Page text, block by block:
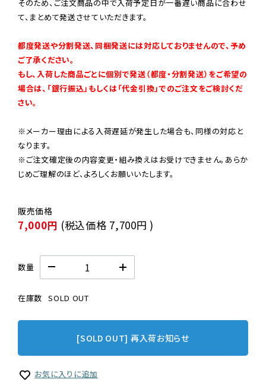
そのため、ご注文商品の中で入荷予定日が一番遅い商品に合わせ
て、まとめて発送させていただきます。
都度発送や分割発送、同梱発送には対応しておりませんので、予め
ご了承ください。
もし、入荷した商品ごとに個別で発送（都度・分割発送）をご希望の
場合は、「銀行振込」もしくは「代金引換」でのご注文をご検討くだ
さい。
※メーカー理由による入荷遅延が発生した場合も、同様の対応と
なります。
※ご注文確定後の内容変更・組み換えはお受けできません。あらか
じめご理解のほど、よろしくお願いいたします。
7,000円 (税込価格 7,700円 )
数量
在庫数 SOLD OUT
[SOLD OUT] 再入荷お知らせ
お気に入りに追加